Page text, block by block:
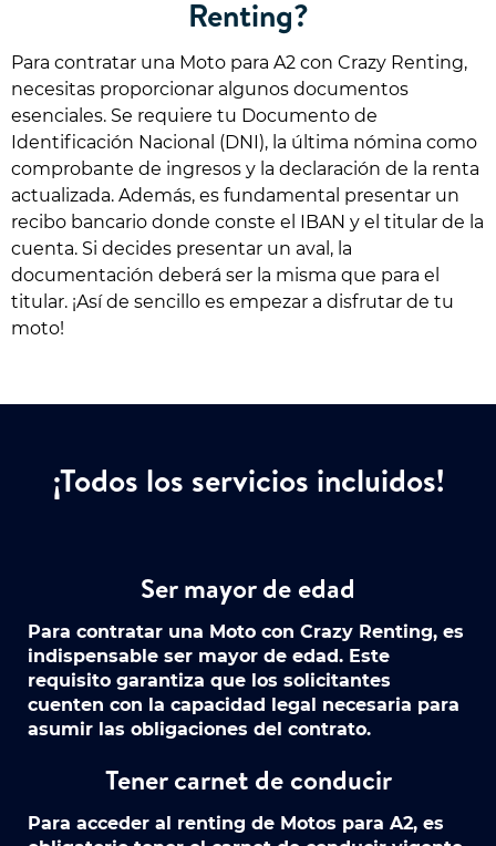
Renting?
Para contratar una Moto para A2 con Crazy Renting,
necesitas proporcionar algunos documentos
esenciales. Se requiere tu Documento de
Identificación Nacional (DNI), la última nómina como
comprobante de ingresos y la declaración de la renta
actualizada. Además, es fundamental presentar un
recibo bancario donde conste el IBAN y el titular de la
cuenta. Si decides presentar un aval, la
documentación deberá ser la misma que para el
titular. ¡Así de sencillo es empezar a disfrutar de tu
moto!
¡Todos los servicios incluidos!
Ser mayor de edad
Para contratar una Moto con Crazy Renting, es
indispensable ser mayor de edad. Este
requisito garantiza que los solicitantes
cuenten con la capacidad legal necesaria para
asumir las obligaciones del contrato.
Tener carnet de conducir
Para acceder al renting de Motos para A2, es